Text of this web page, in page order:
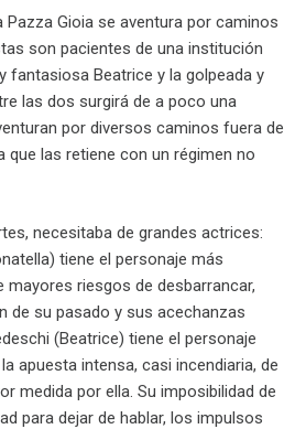
Pazza Gioia se aventura por caminos
son pacientes de una institución
fantasiosa Beatrice y la golpeada y
las dos surgirá de a poco una
por diversos caminos fuera de
que las retiene con un régimen no
necesitaba de grandes actrices:
tiene el personaje más
mayores riesgos de desbarrancar,
de su pasado y sus acechanzas
(Beatrice) tiene el personaje
apuesta intensa, casi incendiaria, de
medida por ella. Su imposibilidad de
para dejar de hablar, los impulsos